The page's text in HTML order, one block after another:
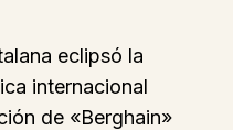
eclipsó la
internacional
de «Berghain»